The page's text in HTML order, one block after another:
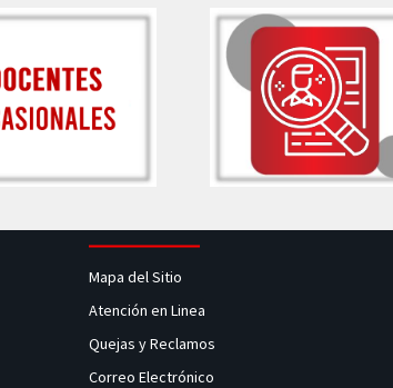
Mapa del Sitio
Atención en Linea
Quejas y Reclamos
Correo Electrónico